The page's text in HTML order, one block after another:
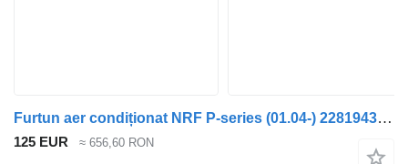
Furtun aer condiționat NRF P-series (01.04-) 2281943 pentru cap tractor Scania P,G,R,T-series (2004-2017)
125 EUR ≈ 656,60 RON